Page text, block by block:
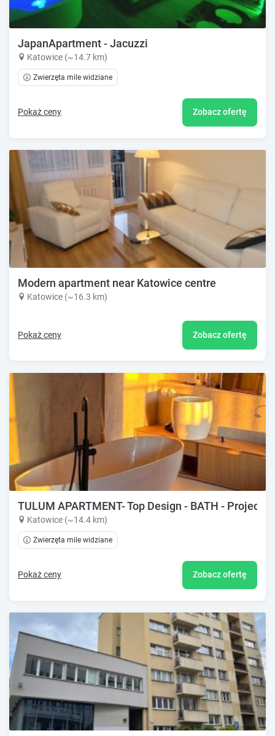
JapanApartment - Jacuzzi
Katowice (~14.7 km)
Zwierzęta mile widziane
Pokaż ceny Zobacz ofertę
Modern apartment near Katowice centre
Katowice (~16.3 km)
Pokaż ceny Zobacz ofertę
TULUM APARTMENT- Top Design - BATH -
Katowice (~14.4 km)
Zwierzęta mile widziane
Pokaż ceny Zobacz ofertę